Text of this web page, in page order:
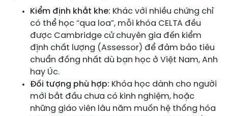
Kiểm định khắt khe: Khác với nhiều chứng chỉ
có thể học “qua loa”, mỗi khóa CELTA đều
được Cambridge cử chuyên gia đến kiểm
định chất lượng (Assessor) để đảm bảo tiêu
chuẩn đồng nhất dù bạn học ở Việt Nam, Anh
hay Úc.
Đối tượng phù hợp: Khóa học dành cho người
mới bắt đầu chưa có kinh nghiệm, hoặc
những giáo viên lâu năm muốn hệ thống hóa